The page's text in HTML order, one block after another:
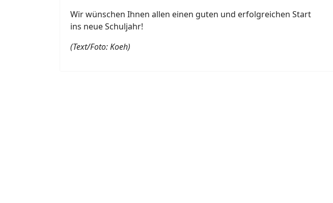
Wir wünschen Ihnen allen einen guten und erfolgreichen Start
ins neue Schuljahr!
(Text/Foto: Koeh)